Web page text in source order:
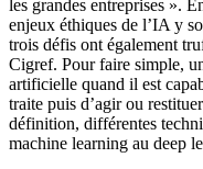
les grandes entreprises ».
enjeux éthiques de l’IA y
trois défis ont également
Cigref. Pour faire simple,
artificielle quand il est
traite puis d’agir ou
définition, différentes
machine learning au deep